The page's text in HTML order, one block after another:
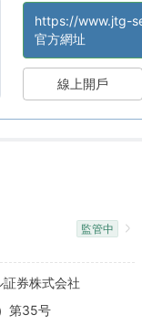
https://www.jtg-
官方網址
線上開戶
監管中
券株式会社
第35号